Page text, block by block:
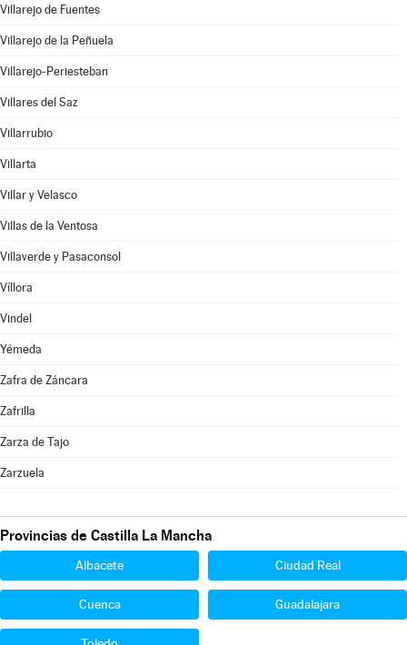
Villarejo de Fuentes
Villarejo de la Peñuela
Villarejo-Periesteban
Villares del Saz
Villarrubio
Villarta
Villar y Velasco
Villas de la Ventosa
Villaverde y Pasaconsol
Víllora
Vindel
Yémeda
Zafra de Záncara
Zafrilla
Zarza de Tajo
Zarzuela
Provincias de Castilla La Mancha
Albacete Ciudad Real
Cuenca Guadalajara